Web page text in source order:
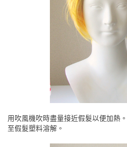
用吹風機吹時盡量接近假髮以便加熱
至假髮塑料溶解。